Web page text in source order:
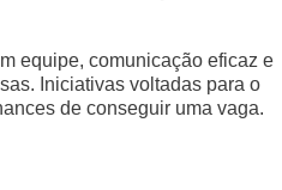
equipe, comunicação eficaz e
Iniciativas voltadas para o
de conseguir uma vaga.